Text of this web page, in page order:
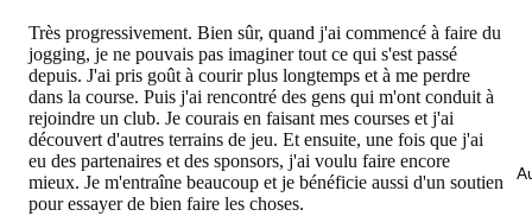
Très progressivement. Bien sûr, quand j'ai commencé à faire du
jogging, je ne pouvais pas imaginer tout ce qui s'est passé
depuis. J'ai pris goût à courir plus longtemps et à me perdre
dans la course. Puis j'ai rencontré des gens qui m'ont conduit à
rejoindre un club. Je courais en faisant mes courses et j'ai
découvert d'autres terrains de jeu. Et ensuite, une fois que j'ai
eu des partenaires et des sponsors, j'ai voulu faire encore
mieux. Je m'entraîne beaucoup et je bénéficie aussi d'un soutien
pour essayer de bien faire les choses.